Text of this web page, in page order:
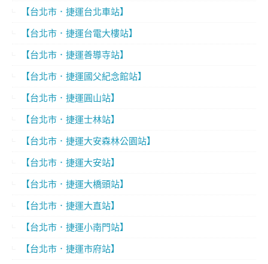
【台北市．捷運台北車站】
【台北市．捷運台電大樓站】
【台北市．捷運善導寺站】
【台北市．捷運國父紀念館站】
【台北市．捷運圓山站】
【台北市．捷運士林站】
【台北市．捷運大安森林公園站】
【台北市．捷運大安站】
【台北市．捷運大橋頭站】
【台北市．捷運大直站】
【台北市．捷運小南門站】
【台北市．捷運市府站】